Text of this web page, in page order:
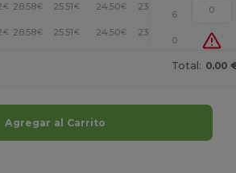
€ 28.58€ 25.51€ 24.50€ 23.47
6
€ 28.58€ 25.51€ 24.50€ 23.47
0
Total: 0.00
Agregar al Carrito